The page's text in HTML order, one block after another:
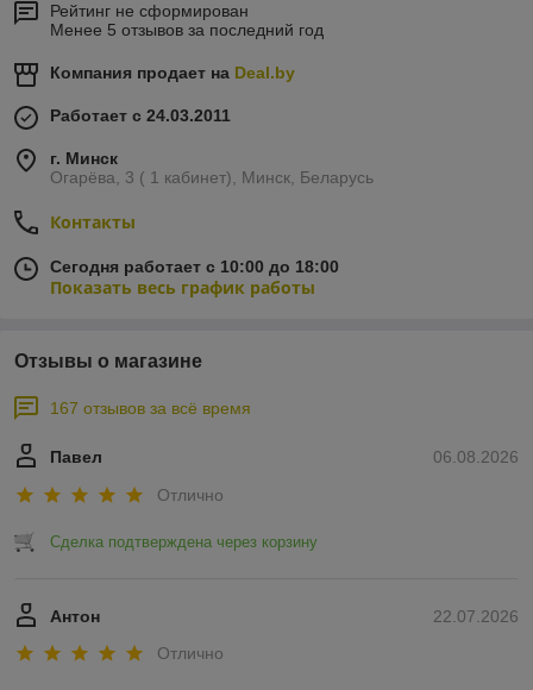
Рейтинг не сформирован
Менее 5 отзывов за последний год
Компания продает на Deal.by
Работает с 24.03.2011
г. Минск
Огарёва, 3 ( 1 кабинет), Минск, Беларусь
Контакты
Сегодня работает с 10:00 до 18:00
Показать весь график работы
Отзывы о магазине
167 отзывов за всё время
06.08.2026
Павел
Отлично
Сделка подтверждена через корзину
22.07.2026
Антон
Отлично